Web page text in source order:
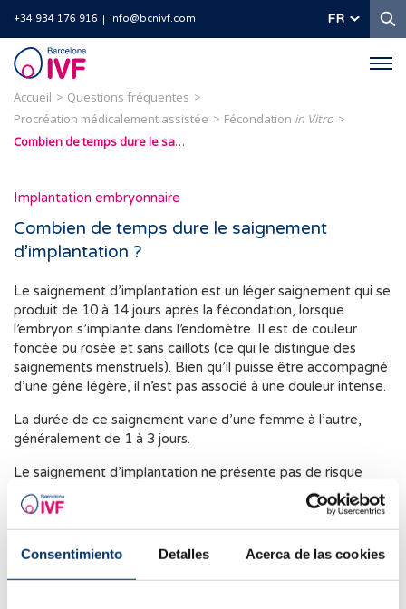
Consentimiento Detalles Acerca de las cookies
+34 934 176 916 info@bcnivf.com FR
Barcelona
IVF
Accueil
Questions fréquentes
Procréation médicalement assistée
Fécondation in Vitro
Combien de temps dure le saignement d’implantation ?
Implantation embryonnaire
Combien de temps dure le saignement
d’implantation ?
Le saignement d’implantation est un léger saignement qui se
produit de 10 à 14 jours après la fécondation, lorsque
l’embryon s’implante dans l’endomètre. Il est de couleur
foncée ou rosée et sans caillots (ce qui le distingue des
saignements menstruels). Bien qu’il puisse être accompagné
d’une gêne légère, il n’est pas associé à une douleur intense.
La durée de ce saignement varie d’une femme à l’autre,
généralement de 1 à 3 jours.
Le saignement d’implantation ne présente pas de risque
pour la grossesse, il est considéré comme un phénomène
normal qui survient chez environ 25 à 30 % des femmes
enceintes. Aucun traitement n’est nécessaire, car il disparaît
spontanément.
En cas de saignement abondant, prolongé ou accompagné